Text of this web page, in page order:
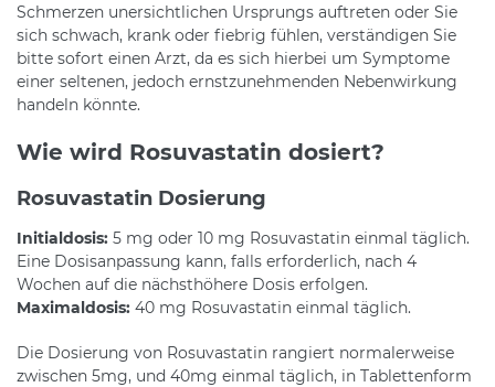
Schmerzen unersichtlichen Ursprungs auftreten oder Sie
sich schwach, krank oder fiebrig fühlen, verständigen Sie
bitte sofort einen Arzt, da es sich hierbei um Symptome
einer seltenen, jedoch ernstzunehmenden Nebenwirkung
handeln könnte.
Wie wird Rosuvastatin dosiert?
Rosuvastatin Dosierung
Initialdosis: 5 mg oder 10 mg Rosuvastatin einmal täglich.
Eine Dosisanpassung kann, falls erforderlich, nach 4
Wochen auf die nächsthöhere Dosis erfolgen.
Maximaldosis: 40 mg Rosuvastatin einmal täglich.
Die Dosierung von Rosuvastatin rangiert normalerweise
zwischen 5mg, und 40mg einmal täglich, in Tablettenform